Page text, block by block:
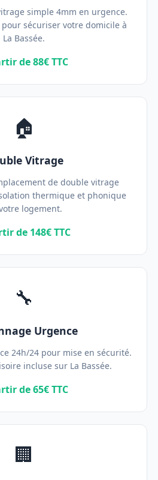
simple 4mm en urgence.
sécuriser votre domicile à
La Bassée.
de 88€ TTC
🏠
Vitrage
de double vitrage
thermique et phonique
logement.
de 148€ TTC
🔧
Urgence
24h/24 pour mise en sécurité.
incluse sur La Bassée.
de 65€ TTC
🏢